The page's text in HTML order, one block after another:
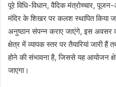
पूरे विधि-विधान, वैदिक मंत्रोच्चार,
मंदिर के शिखर पर कलश स्थापित किया
अनुष्ठान संपन्न कराए जाएंगे, इस अवसर
क्षेत्र में व्यापक स्तर पर तैयारियां जारी
होने की संभावना है, जिससे यह आयोजन
जाएगा।